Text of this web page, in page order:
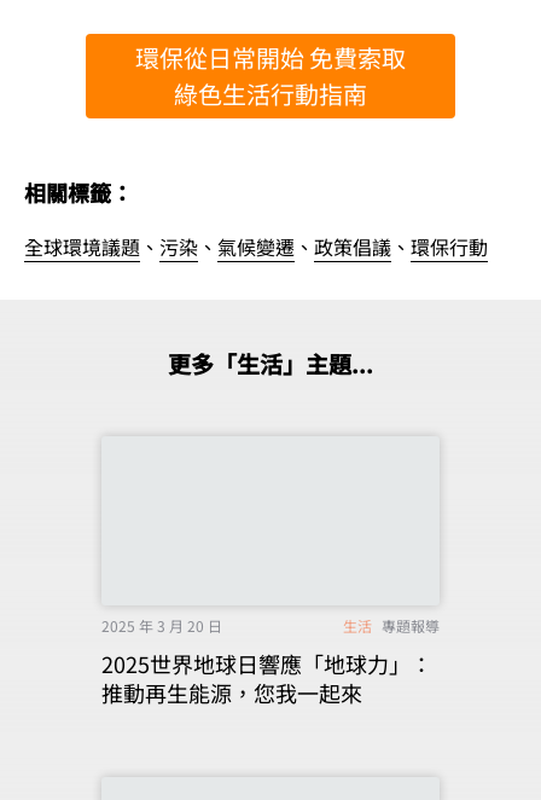
環保從日常開始 免費索取
綠色生活行動指南
相關標籤：
全球環境議題 、 污染 、 氣候變遷 、 政策倡議 、 環保行動
更多「生活」主題...
2025 年 3 月 20 日 生活 專題報導
2025世界地球日響應「地球力」：
推動再生能源，您我一起來